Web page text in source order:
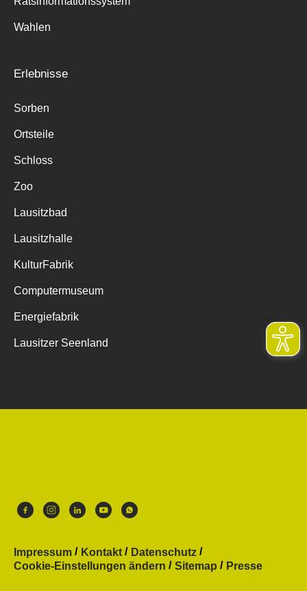
Wahlen
Erlebnisse
Sorben
Ortsteile
Schloss
Zoo
Lausitzbad
Lausitzhalle
KulturFabrik
Computermuseum
Energiefabrik
Lausitzer Seenland
Impressum Kontakt
Datenschutz
Cookie-Einstellungen ändern
Sitemap Presse